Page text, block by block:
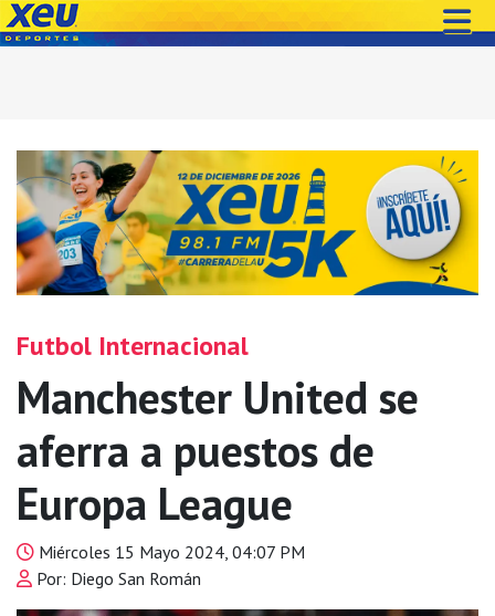
Futbol Internacional
Manchester United se
aferra a puestos de
Europa League
Miércoles 15 Mayo 2024, 04:07 PM
Por: Diego San Román